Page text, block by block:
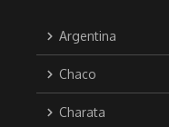
Argentina
Chaco
Charata